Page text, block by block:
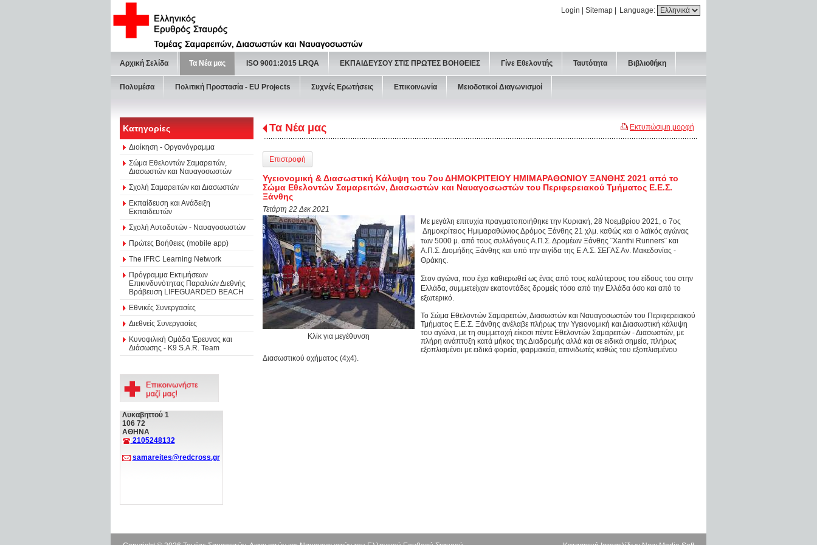
Language:
Login Sitemap
Αρχική Σελίδα Τα Νέα μας ISO 9001:2015 LRQA ΕΚΠΑΙΔΕΥΣΟΥ ΣΤΙΣ ΠΡΩΤΕΣ ΒΟΗΘΕΙΕΣ Γίνε Εθελοντής Ταυτότητα Βιβλιοθήκη
Πολυμέσα Πολιτική Προστασία - ΕU Projects Συχνές Ερωτήσεις Επικοινωνία Μειοδοτικοί Διαγωνισμοί
Κατηγορίες
Διοίκηση - Οργανόγραμμα
Σώμα Εθελοντών Σαμαρειτών,
Διασωστών και Ναυαγοσωστών
Σχολή Σαμαρειτών και Διασωστών
Εκπαίδευση και Ανάδειξη
Εκπαιδευτών
Σχολή Αυτοδυτών - Ναυαγοσωστών
Πρώτες Βοήθειες (mobile app)
The IFRC Learning Network
Πρόγραμμα Εκτιμήσεων
Επικινδυνότητας Παραλιών Διεθνής
Βράβευση LIFEGUARDED BEACH
Εθνικές Συνεργασίες
Διεθνείς Συνεργασίες
Κυνοφιλική Ομάδα Έρευνας και
Διάσωσης - Κ9 S.A.R. Team
Λυκαβηττού 1
106 72
ΑΘΗΝΑ
2105248132
samareites@redcross.gr
Εκτυπώσιμη μορφή
Τα Νέα μας
Επιστροφή
Υγειονομική & Διασωστική Κάλυψη του 7ου ΔΗΜΟΚΡΙΤΕΙΟΥ ΗΜΙΜΑΡΑΘΩΝΙΟΥ ΞΑΝΘΗΣ 2021 από το
Σώμα Εθελοντών Σαμαρειτών, Διασωστών και Ναυαγοσωστών του Περιφερειακού Τμήματος Ε.Ε.Σ.
Ξάνθης
Τετάρτη 22 Δεκ 2021
Κλίκ για μεγέθυνση
Με μεγάλη επιτυχία πραγματοποιήθηκε την Κυριακή, 28 Νοεμβρίου 2021, ο 7ος
Δημοκρίτειος Ημιμαραθώνιος Δρόμος Ξάνθης 21 χλμ. καθώς και ο λαϊκός αγώνας
των 5000 μ. από τους συλλόγους Α.Π.Σ. Δρομέων Ξάνθης ¨Xanthi Runners¨ και
Α.Π.Σ. Διομήδης Ξάνθης και υπό την αιγίδα της Ε.Α.Σ. ΣΕΓΑΣ Αν. Μακεδονίας -
Θράκης.
Στον αγώνα, που έχει καθιερωθεί ως ένας από τους καλύτερους του είδους του στην
Ελλάδα, συμμετείχαν εκατοντάδες δρομείς τόσο από την Ελλάδα όσο και από το
εξωτερικό.
Το Σώμα Εθελοντών Σαμαρειτών, Διασωστών και Ναυαγοσωστών του Περιφερειακού
Τμήματος Ε.Ε.Σ. Ξάνθης ανέλαβε πλήρως την Υγειονομική και Διασωστική κάλυψη
του αγώνα, με τη συμμετοχή είκοσι πέντε Εθελοντών Σαμαρειτών - Διασωστών, με
πλήρη ανάπτυξη κατά μήκος της Διαδρομής αλλά και σε ειδικά σημεία, πλήρως
εξοπλισμένοι με ειδικά φορεία, φαρμακεία, απινιδωτές καθώς του εξοπλισμένου
Διασωστικού οχήματος (4χ4).